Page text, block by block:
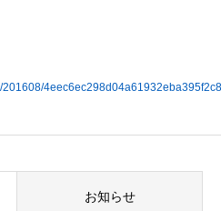
201608/
お知らせ